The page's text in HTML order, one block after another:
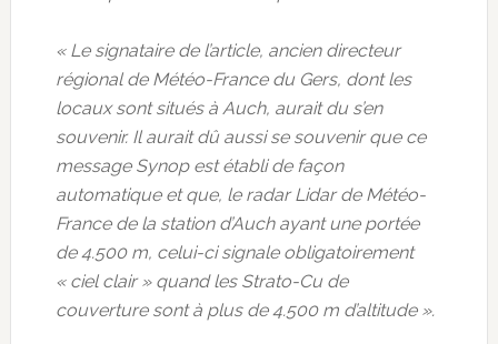
« Le signataire de l’article, ancien directeur
régional de Météo-France du Gers, dont les
locaux sont situés à Auch, aurait du s’en
souvenir. Il aurait dû aussi se souvenir que ce
message Synop est établi de façon
automatique et que, le radar Lidar de Météo-
France de la station d’Auch ayant une portée
de 4.500 m, celui-ci signale obligatoirement
« ciel clair » quand les Strato-Cu de
couverture sont à plus de 4.500 m d’altitude ».